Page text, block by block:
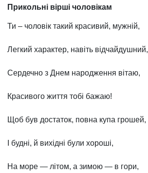
Прикольні вірші чоловікам
Ти – чоловік такий красивий, мужній,
Легкий характер, навіть відчайдушний,
Сердечно з Днем народження вітаю,
Красивого життя тобі бажаю!
Щоб був достаток, повна купа грошей,
І будні, й вихідні були хороші,
На море — літом, а зимою — в гори,